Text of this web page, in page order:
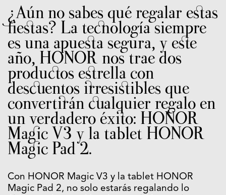
¿Aún no sabes qué regalar estas
fiestas? La tecnología siempre
es una apuesta segura, y este
año, HONOR nos trae dos
productos estrella con
descuentos irresistibles que
convertirán cualquier regalo en
un verdadero éxito: HONOR
Magic V3 y la tablet HONOR
Magic Pad 2.
Con HONOR Magic V3 y la tablet HONOR
Magic Pad 2, no solo estarás regalando lo